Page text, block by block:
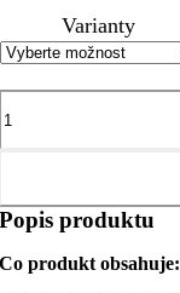
Varianty
Popis produktu
Co produkt obsahuje: